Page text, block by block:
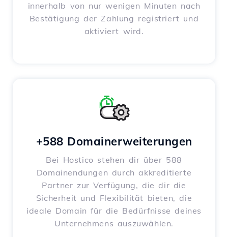
innerhalb von nur wenigen Minuten nach
Bestätigung der Zahlung registriert und
aktiviert wird.
+588 Domainerweiterungen
Bei Hostico stehen dir über 588
Domainendungen durch akkreditierte
Partner zur Verfügung, die dir die
Sicherheit und Flexibilität bieten, die
ideale Domain für die Bedürfnisse deines
Unternehmens auszuwählen.